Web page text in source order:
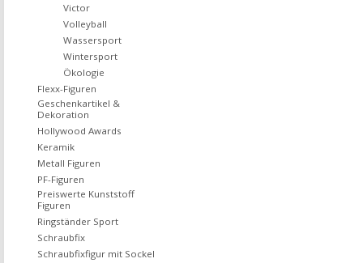
Victor
Volleyball
Wassersport
Wintersport
Ökologie
Flexx-Figuren
Geschenkartikel &
Dekoration
Hollywood Awards
Keramik
Metall Figuren
PF-Figuren
Preiswerte Kunststoff
Figuren
Ringständer Sport
Schraubfix
Schraubfixfigur mit Sockel